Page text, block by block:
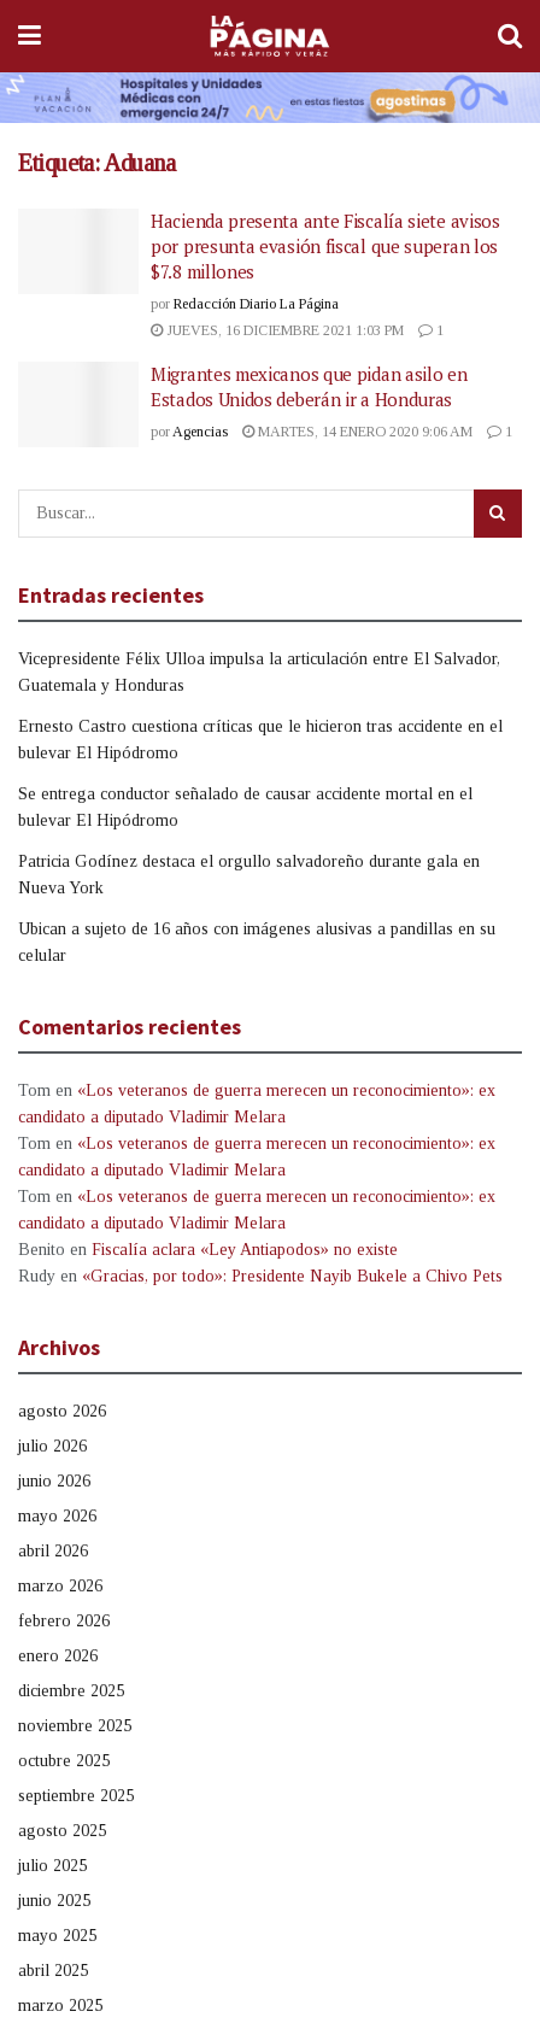
Etiqueta:Aduana
Hacienda presenta ante Fiscalía siete avisos
por presunta evasión fiscal que superan los
$7.8 millones
por Redacción Diario La Página
JUEVES, 16 DICIEMBRE 2021 1:03 PM
1
Migrantes mexicanos que pidan asilo en
Estados Unidos deberán ir a Honduras
por Agencias MARTES, 14 ENERO 2020 9:06 AM 1
Entradas recientes
Vicepresidente Félix Ulloa impulsa la articulación entre El Salvador,
Guatemala y Honduras
Ernesto Castro cuestiona críticas que le hicieron tras accidente en el
bulevar El Hipódromo
Se entrega conductor señalado de causar accidente mortal en el
bulevar El Hipódromo
Patricia Godínez destaca el orgullo salvadoreño durante gala en
Nueva York
Ubican a sujeto de 16 años con imágenes alusivas a pandillas en su
celular
Comentarios recientes
Tom en «Los veteranos de guerra merecen un reconocimiento»: ex
candidato a diputado Vladimir Melara
Tom en «Los veteranos de guerra merecen un reconocimiento»: ex
candidato a diputado Vladimir Melara
Tom en «Los veteranos de guerra merecen un reconocimiento»: ex
candidato a diputado Vladimir Melara
Benito en Fiscalía aclara «Ley Antiapodos» no existe
Rudy en «Gracias, por todo»: Presidente Nayib Bukele a Chivo Pets
Archivos
agosto 2026
julio 2026
junio 2026
mayo 2026
abril 2026
marzo 2026
febrero 2026
enero 2026
diciembre 2025
noviembre 2025
octubre 2025
septiembre 2025
agosto 2025
julio 2025
junio 2025
mayo 2025
abril 2025
marzo 2025